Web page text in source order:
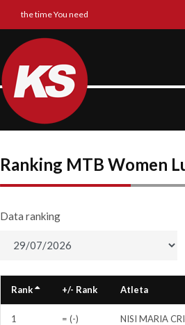
the time You need
Ranking MTB Women
Data ranking
Rank +/- Rank Atleta
1 = (-) NISI MARIA